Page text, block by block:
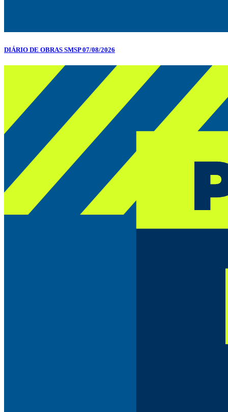
DIÁRIO DE OBRAS SMSP 07/08/2026